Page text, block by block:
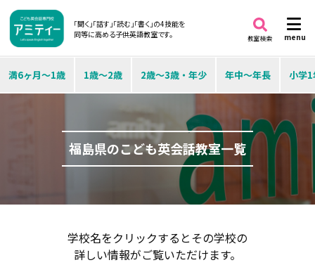
「聞く」「話す」「読む」「書く」の4技能を
同等に高める子供英語教室です。
menu
教室検索
満6ヶ月～1歳 1歳～2歳 2歳～3歳・年少 年中～年長 小学
福島県のこども英会話教室一覧
学校名をクリックするとその学校の
詳しい情報がご覧いただけます。